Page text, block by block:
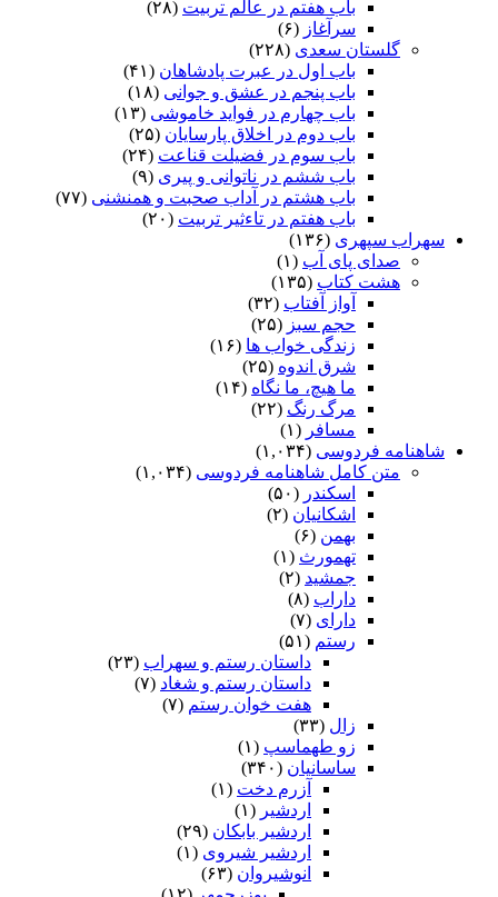
باب هفتم در عالم تربیت (۲۸)
سرآغاز (۶)
گلستان سعدی (۲۲۸)
باب اول در عبرت پادشاهان (۴۱)
باب پنجم در عشق و جوانى (۱۸)
باب چهارم در فواید خاموشى (۱۳)
باب دوم در اخلاق پارسایان (۲۵)
باب سوم در فضیلت قناعت (۲۴)
باب ششم در ناتوانى و پیرى (۹)
باب هشتم در آداب صحبت و همنشنى (۷۷)
باب هفتم در تاءثیر تربیت (۲۰)
سهراب سپهری (۱۳۶)
صدای پای آب (۱)
هشت کتاب (۱۳۵)
آواز آفتاب (۳۲)
حجم سبز (۲۵)
زندگی خواب ها (۱۶)
شرق اندوه (۲۵)
ما هیچ، ما نگاه (۱۴)
مرگ رنگ (۲۲)
مسافر (۱)
شاهنامه فردوسی (۱,۰۳۴)
متن کامل شاهنامه فردوسی (۱,۰۳۴)
اسکندر (۵۰)
اشکانیان (۲)
بهمن (۶)
تهمورث (۱)
جمشید (۲)
داراب (۸)
دارای (۷)
رستم (۵۱)
داستان رستم و سهراب (۲۳)
داستان رستم و شغاد (۷)
هفت خوان رستم‏ (۷)
زال (۳۳)
زو طهماسپ‏ (۱)
ساسانیان (۳۴۰)
آزرم دخت (۱)
اردشیر (۱)
اردشیر بابکان (۲۹)
اردشیر شیروی (۱)
انوشیروان (۶۳)